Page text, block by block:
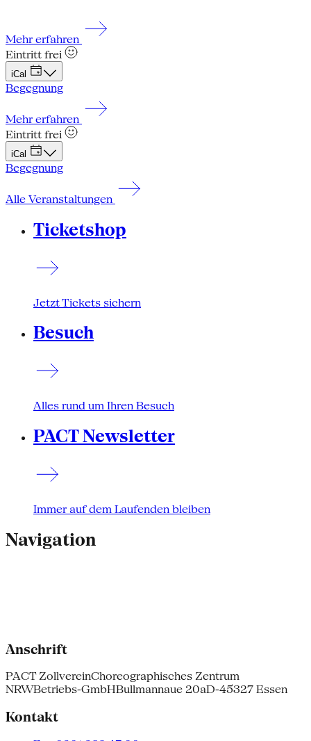
Mehr erfahren
Eintritt frei
iCal
Begegnung
Mehr erfahren
Eintritt frei
iCal
Begegnung
Alle Veranstaltungen
Ticketshop
Jetzt Tickets sichern
Besuch
Alles rund um Ihren Besuch
PACT Newsletter
Immer auf dem Laufenden bleiben
Navigation
Anschrift
PACT ZollvereinChoreographisches Zentrum
NRWBetriebs-GmbHBullmannaue 20aD-45327 Essen
Kontakt